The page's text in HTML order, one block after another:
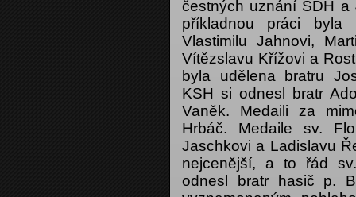
čestných uznání SDH
příkladnou práci byla
Vlastimilu Jahnovi,
Vítězslavu Křížovi a
byla udělena bratru
KSH si odnesl bratr
Vaněk. Medaili za
Hrbáč. Medaile sv.
Jaschkovi a Ladislavu
nejcenější, a to řád
odnesl bratr hasič p.